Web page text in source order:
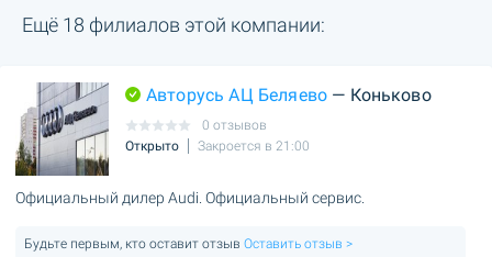
Ещё 18 филиалов этой компании:
Авторусь АЦ Беляево — Коньково
0 отзывов
Открыто
Закроется в 21:00
Официальный дилер Audi. Официальный сервис.
Будьте первым, кто оставит отзыв Оставить отзыв >